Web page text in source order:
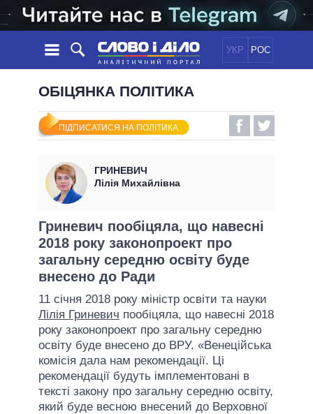
УКР РОС
НОВИНИ
СТРІЧКА
ПОДІЇ
СТАТТІ
ДУМКИ
ОГЛЯДИ
ДАЙДЖЕСТИ
ПОЛІТИКА
ЕКОНОМІКА
СВІТ
ОБIЦЯНКИ
УСІ ПОЛІТИКИ
ПРЕЗИДЕНТ І ОФІС
ВЕРХОВНА РАДА
КАБІНЕТ МІНІСТРІВ
ГОЛОВИ ОБЛАДМІНІСТРАЦІЙ
МЕРИ МІСТ
ВСІ ПЕРСОНИ
ІНФОГРАФІКА
ПІДТРИМАТИ
ПОРІВНЯННЯ ПОЛІТИКІВ
ОБІЦЯНКА ПОЛІТИКА
ПІДПИСАТИСЯ НА ПОЛІТИКА
ГРИНЕВИЧ
Лілія Михайлівна
Гриневич пообіцяла, що навесні
2018 року законопроект про
загальну середню освіту буде
внесено до Ради
11 січня 2018 року міністр освіти та науки
Лілія Гриневич пообіцяла, що навесні 2018
року законопроект про загальну середню
освіту буде внесено до ВРУ. «Венеційська
комісія дала нам рекомендації. Ці
рекомендації будуть імплементовані в
тексті закону про загальну середню освіту,
який буде весною внесений до Верховної